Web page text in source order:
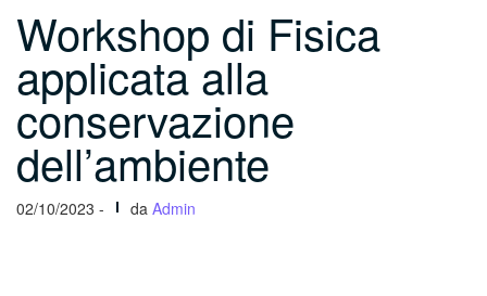
Workshop di Fisica
applicata alla
conservazione
dell’ambiente
02/10/2023 - da Admin